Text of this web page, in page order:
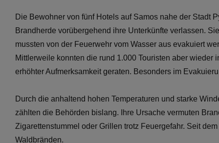
Die Bewohner von fünf Hotels auf Samos nahe der Stadt
Brandherde vorübergehend ihre Unterkünfte verlassen.
mussten von der Feuerwehr vom Wasser aus evakuiert
Mittlerweile konnten die rund 1.000 Touristen aber
erhöhter Aufmerksamkeit geraten. Besonders im
Durch die anhaltend hohen Temperaturen und starke
zählten die Behörden bislang. Ihre Ursache vermuten
Zigarettenstummel oder Grillen trotz Feuergefahr. Seit
Waldbränden.